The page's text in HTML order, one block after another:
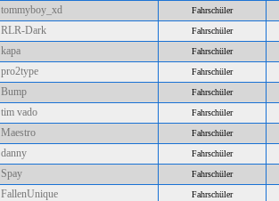
tommyboy_xd Fahrschüler
RLR-Dark Fahrschüler
kapa Fahrschüler
pro2type Fahrschüler
Bump Fahrschüler
tim vado Fahrschüler
Maestro Fahrschüler
danny Fahrschüler
Spay Fahrschüler
FallenUnique Fahrschüler